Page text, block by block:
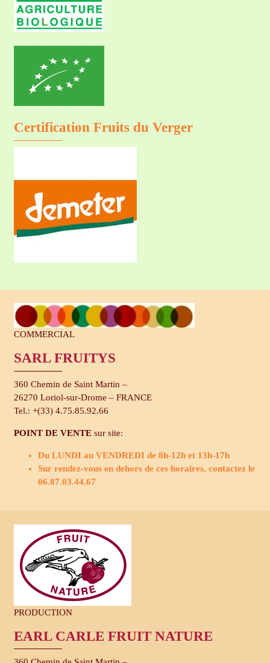
Certification Fruits du Verger
COMMERCIAL
SARL FRUITYS
360 Chemin de Saint Martin –
26270 Loriol-sur-Drome – FRANCE
Tel.: +(33) 4.75.85.92.66
POINT DE VENTE sur site:
Du LUNDI au VENDREDI de 8h-12h et 13h-17h
Sur rendez-vous en dehors de ces horaires, contactez le
06.87.03.44.67
PRODUCTION
EARL CARLE FRUIT NATURE